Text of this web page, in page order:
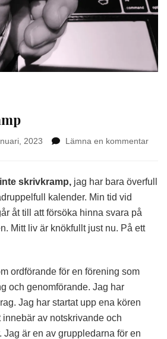
2023 Lämna en kommentarpå
skrivkramp, jag har bara överfull
kalender. Min tid vid
åt till att försöka hinna svara på
Mitt liv är knökfullt just nu. På ett
ordförande för en förening som
och genomförande. Jag har
Jag har startat upp ena kören
av notskrivande och
Jag är en av gruppledarna för en